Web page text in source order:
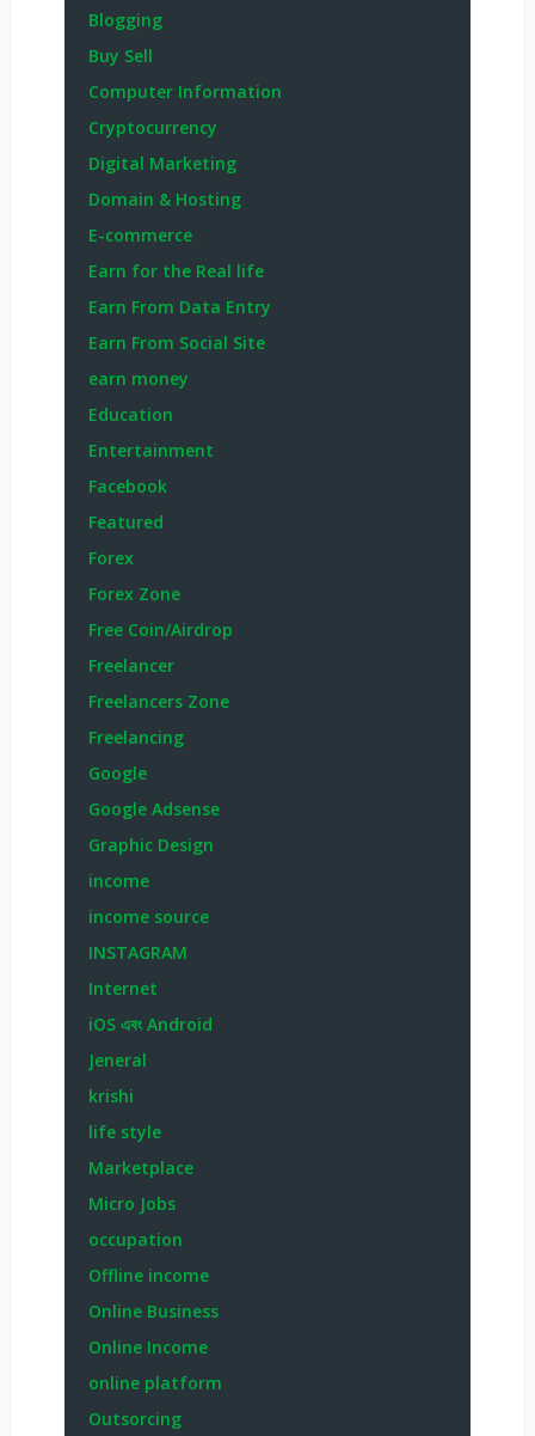
Blogging
Buy Sell
Computer Information
Cryptocurrency
Digital Marketing
Domain & Hosting
E-commerce
Earn for the Real life
Earn From Data Entry
Earn From Social Site
earn money
Education
Entertainment
Facebook
Featured
Forex
Forex Zone
Free Coin/Airdrop
Freelancer
Freelancers Zone
Freelancing
Google
Google Adsense
Graphic Design
income
income source
INSTAGRAM
Internet
iOS এবং Android
Jeneral
krishi
life style
Marketplace
Micro Jobs
occupation
Offline income
Online Business
Online Income
online platform
Outsorcing